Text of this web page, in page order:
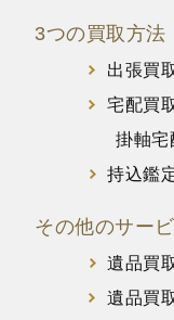
3つの買取方法
出張買
宅配買
掛軸宅
持込鑑
その他のサー
遺品買
遺品買